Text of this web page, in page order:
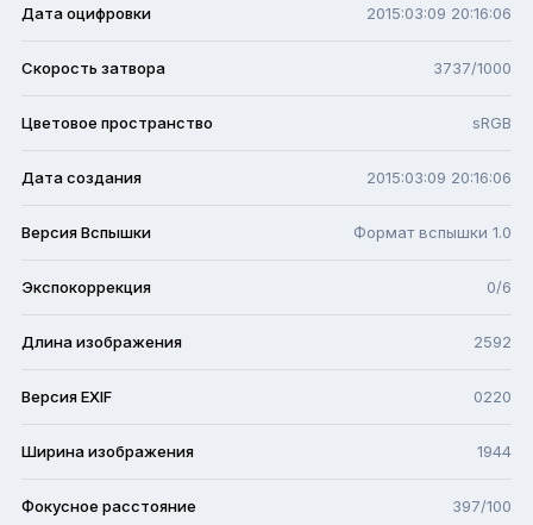
Дата оцифровки 2015:03:09 20:16:06
Скорость затвора 3737/1000
Цветовое пространство sRGB
Дата создания 2015:03:09 20:16:06
Версия Вспышки Формат вспышки 1.0
Экспокоррекция 0/6
Длина изображения 2592
Версия EXIF 0220
Ширина изображения 1944
Фокусное расстояние 397/100